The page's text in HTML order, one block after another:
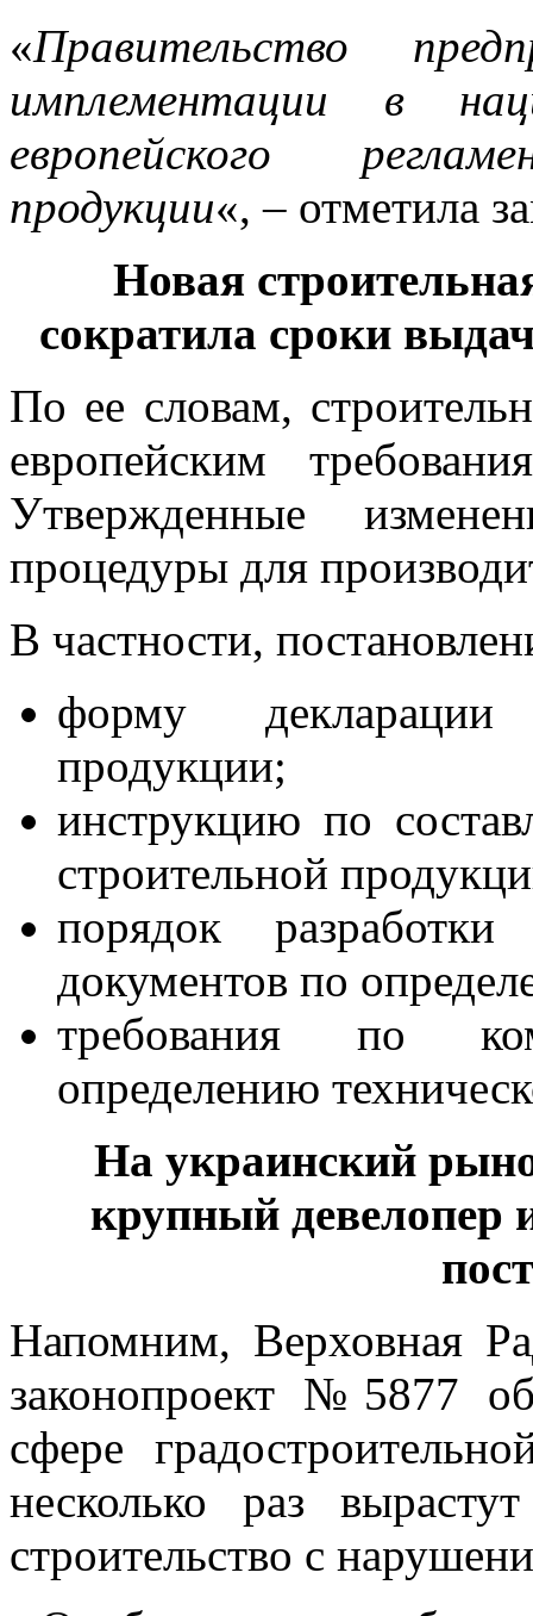
«Правительство
имплементации в
европейского
продукции«, – отметила
Новая
сократила сроки
По ее словам,
европейским
Утвержденные
процедуры для
В частности,
форму декларации
продукции;
инструкцию по
строительной
порядок
документов по
требования по
определению
На украинский
крупный девелопер
Напомним, Верховная
законопроект №5877
сфере
несколько раз
строительство с